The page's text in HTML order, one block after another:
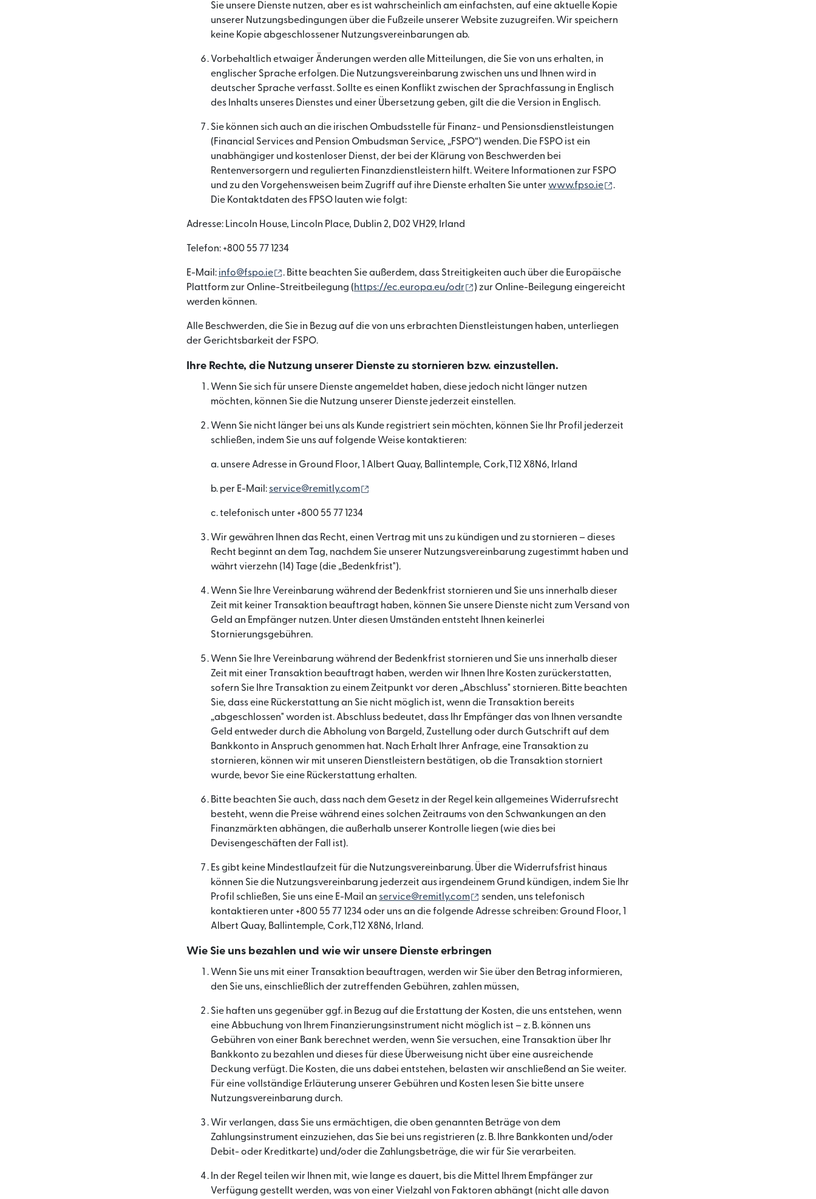
Sie unsere Dienste nutzen, aber es ist wahrscheinlich am einfachsten, auf eine aktuelle Kopie
unserer Nutzungsbedingungen über die Fußzeile unserer Website zuzugreifen. Wir speichern
keine Kopie abgeschlossener Nutzungsvereinbarungen ab.
Vorbehaltlich etwaiger Änderungen werden alle Mitteilungen, die Sie von uns erhalten, in
englischer Sprache erfolgen. Die Nutzungsvereinbarung zwischen uns und Ihnen wird in
deutscher Sprache verfasst. Sollte es einen Konflikt zwischen der Sprachfassung in Englisch
des Inhalts unseres Dienstes und einer Übersetzung geben, gilt die die Version in Englisch.
Sie können sich auch an die irischen Ombudsstelle für Finanz- und Pensionsdienstleistungen
(Financial Services and Pension Ombudsman Service, „FSPO“) wenden. Die FSPO ist ein
unabhängiger und kostenloser Dienst, der bei der Klärung von Beschwerden bei
Rentenversorgern und regulierten Finanzdienstleistern hilft. Weitere Informationen zur FSPO
und zu den Vorgehensweisen beim Zugriff auf ihre Dienste erhalten Sie unterwww.fpso.ie
.
Die Kontaktdaten des FPSO lauten wie folgt:
Adresse: Lincoln House, Lincoln Place, Dublin 2, D02 VH29, Irland
Telefon: +800 55 77 1234
E-Mail: info@fspo.ie (wird in einem neuen Fenster geöffnet)
. Bitte beachten Sie außerdem, dass Streitigkeiten auch über die Europäische
Plattform zur Online-Streitbeilegung (https://ec.europa.eu/odr (wird in einem neuen Fenster geöffnet)
) zur Online-Beilegung eingereicht
werden können.
Alle Beschwerden, die Sie in Bezug auf die von uns erbrachten Dienstleistungen haben, unterliegen
der Gerichtsbarkeit der FSPO.
Ihre Rechte, die Nutzung unserer Dienste zu stornieren bzw. einzustellen.
Wenn Sie sich für unsere Dienste angemeldet haben, diese jedoch nicht länger nutzen
möchten, können Sie die Nutzung unserer Dienste jederzeit einstellen.
Wenn Sie nicht länger bei uns als Kunde registriert sein möchten, können Sie Ihr Profil jederzeit
schließen, indem Sie uns auf folgende Weise kontaktieren:
a. unsere Adresse in Ground Floor, 1 Albert Quay, Ballintemple, Cork,T12 X8N6, Irland
b. per E-Mail: service@remitly.com
c. telefonisch unter +800 55 77 1234
Wir gewähren Ihnen das Recht, einen Vertrag mit uns zu kündigen und zu stornieren – dieses
Recht beginnt an dem Tag, nachdem Sie unserer Nutzungsvereinbarung zugestimmt haben und
währt vierzehn (14) Tage (die „Bedenkfrist").
Wenn Sie Ihre Vereinbarung während der Bedenkfrist stornieren und Sie uns innerhalb dieser
Zeit mit keiner Transaktion beauftragt haben, können Sie unsere Dienste nicht zum Versand von
Geld an Empfänger nutzen. Unter diesen Umständen entsteht Ihnen keinerlei
Stornierungsgebühren.
Wenn Sie Ihre Vereinbarung während der Bedenkfrist stornieren und Sie uns innerhalb dieser
Zeit mit einer Transaktion beauftragt haben, werden wir Ihnen Ihre Kosten zurückerstatten,
sofern Sie Ihre Transaktion zu einem Zeitpunkt vor deren „Abschluss" stornieren. Bitte beachten
Sie, dass eine Rückerstattung an Sie nicht möglich ist, wenn die Transaktion bereits
„abgeschlossen" worden ist. Abschluss bedeutet, dass Ihr Empfänger das von Ihnen versandte
Geld entweder durch die Abholung von Bargeld, Zustellung oder durch Gutschrift auf dem
Bankkonto in Anspruch genommen hat. Nach Erhalt Ihrer Anfrage, eine Transaktion zu
stornieren, können wir mit unseren Dienstleistern bestätigen, ob die Transaktion storniert
wurde, bevor Sie eine Rückerstattung erhalten.
Bitte beachten Sie auch, dass nach dem Gesetz in der Regel kein allgemeines Widerrufsrecht
besteht, wenn die Preise während eines solchen Zeitraums von den Schwankungen an den
Finanzmärkten abhängen, die außerhalb unserer Kontrolle liegen (wie dies bei
Devisengeschäften der Fall ist).
Es gibt keine Mindestlaufzeit für die Nutzungsvereinbarung. Über die Widerrufsfrist hinaus
können Sie die Nutzungsvereinbarung jederzeit aus irgendeinem Grund kündigen, indem Sie Ihr
Profil schließen, Sie uns eine E-Mail an service@remitly.com (wird in einem neuen Fenster geöffnet)
senden, uns telefonisch
kontaktieren unter +800 55 77 1234 oder uns an die folgende Adresse schreiben: Ground Floor, 1
Albert Quay, Ballintemple, Cork,T12 X8N6, Irland.
Wie Sie uns bezahlen und wie wir unsere Dienste erbringen
Wenn Sie uns mit einer Transaktion beauftragen, werden wir Sie über den Betrag informieren,
den Sie uns, einschließlich der zutreffenden Gebühren, zahlen müssen,
Sie haften uns gegenüber ggf. in Bezug auf die Erstattung der Kosten, die uns entstehen, wenn
eine Abbuchung von Ihrem Finanzierungsinstrument nicht möglich ist – z. B. können uns
Gebühren von einer Bank berechnet werden, wenn Sie versuchen, eine Transaktion über Ihr
Bankkonto zu bezahlen und dieses für diese Überweisung nicht über eine ausreichende
Deckung verfügt. Die Kosten, die uns dabei entstehen, belasten wir anschließend an Sie weiter.
Für eine vollständige Erläuterung unserer Gebühren und Kosten lesen Sie bitte unsere
Nutzungsvereinbarung durch.
Wir verlangen, dass Sie uns ermächtigen, die oben genannten Beträge von dem
Zahlungsinstrument einzuziehen, das Sie bei uns registrieren (z. B. Ihre Bankkonten und/oder
Debit- oder Kreditkarte) und/oder die Zahlungsbeträge, die wir für Sie verarbeiten.
In der Regel teilen wir Ihnen mit, wie lange es dauert, bis die Mittel Ihrem Empfänger zur
Verfügung gestellt werden, was von einer Vielzahl von Faktoren abhängt (nicht alle davon